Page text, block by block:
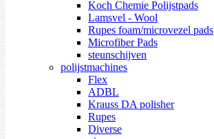
Koch Chemie Polijstpads
Lamsvel - Wool
Rupes foam/microvezel pads
Microfiber Pads
steunschijven
polijstmachines
Flex
ADBL
Krauss DA polisher
Rupes
Diverse